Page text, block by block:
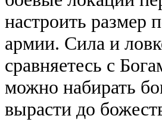
настроить размер
армии. Сила и
сравняетесь с
можно набирать
вырасти до